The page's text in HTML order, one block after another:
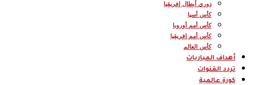
دوري أبطال إفريقيا
كأس أسيا
كأس أمم أوروبا
كأس أمم إفريقيا
كأس العالم
أهداف المباريات
تردد القنوات
كورة عالمية